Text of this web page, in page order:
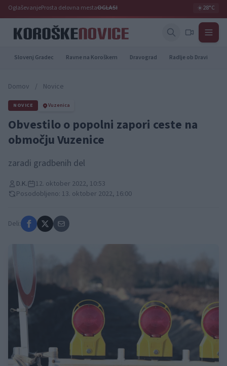
OglaševanjeProsta delovna mestaOGLASI ☀️28°C
Slovenj Gradec Ravne na Koroškem Dravograd Radlje ob Dravi
Domov / Novice
NOVICE Vuzenica
Obvestilo o popolni zapori ceste na
območju Vuzenice
zaradi gradbenih del
D.K.
12. oktober 2022, 10:53
Posodobljeno: 13. oktober 2022, 16:00
Deli: